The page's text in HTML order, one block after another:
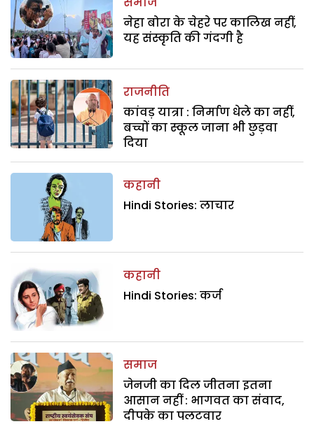
नेहा बोरा के चेहरे पर कालिख नहीं,
यह संस्कृति की गंदगी है
राजनीति
कांवड़ यात्रा : निर्माण धेले का नहीं,
बच्चों का स्कूल जाना भी छुड़वा
दिया
कहानी
Hindi Stories: लाचार
कहानी
Hindi Stories: कर्ज
समाज
जेनजी का दिल जीतना इतना
आसान नहीं : भागवत का संवाद,
दीपके का पलटवार